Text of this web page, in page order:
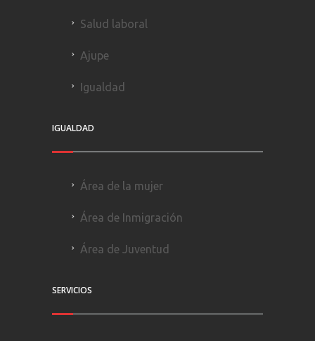
Salud laboral
Ajupe
Igualdad
IGUALDAD
Área de la mujer
Área de Inmigración
Área de Juventud
SERVICIOS